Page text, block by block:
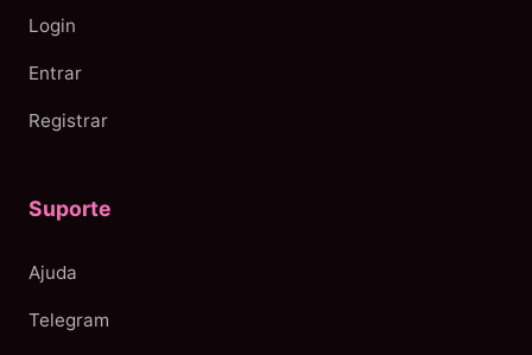
Login
Entrar
Registrar
Suporte
Ajuda
Telegram